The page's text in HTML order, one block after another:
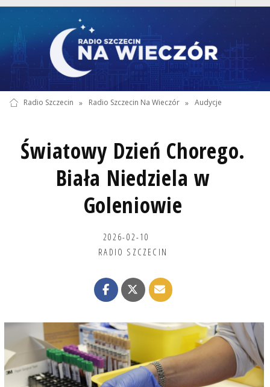
Radio Szczecin » Radio Szczecin Na Wieczór » Audycje
Światowy Dzień Chorego.
Biała Niedziela w
Goleniowie
2026-02-10
RADIO SZCZECIN